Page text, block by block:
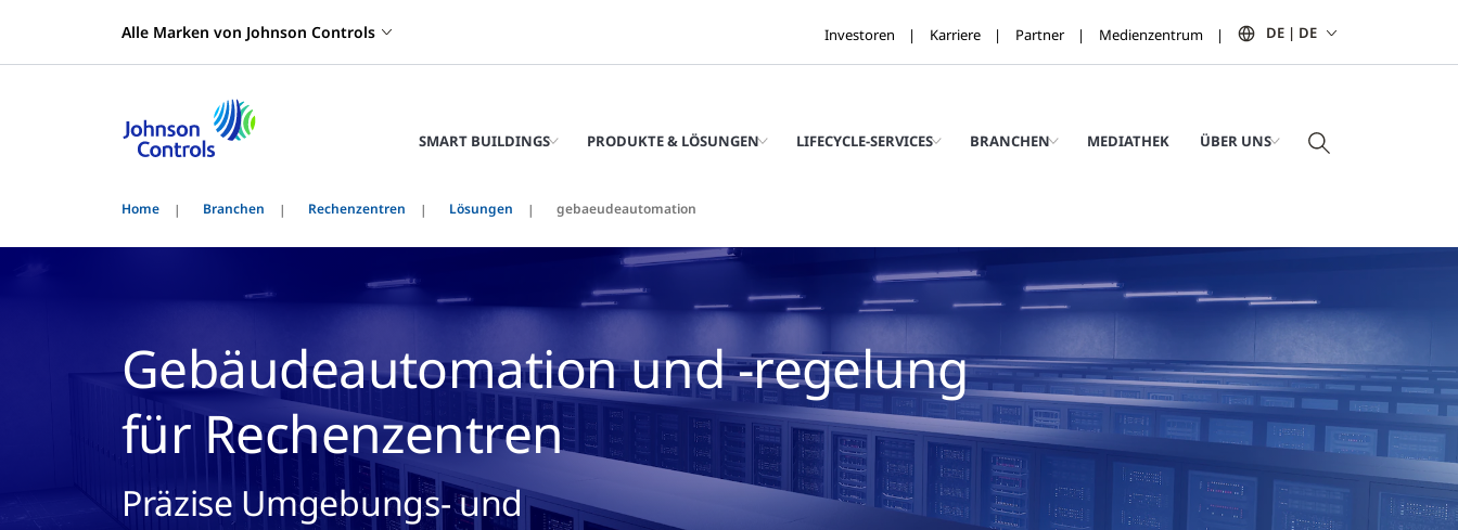
Alle Marken von Johnson Controls Investoren Karriere Partner Medienzentrum DE | DE
SMART BUILDINGS PRODUKTE & LÖSUNGEN LIFECYCLE-SERVICES BRANCHEN MEDIATHEK ÜBER UNS
Home Branchen Rechenzentren Lösungen gebaeudeautomation
Gebäudeautomation und -regelung
für Rechenzentren
Präzise Umgebungs- und